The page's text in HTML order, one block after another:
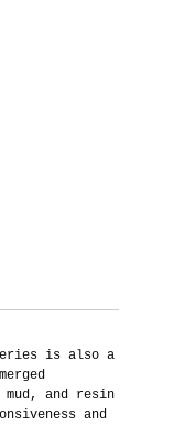
is also a
and resin
and